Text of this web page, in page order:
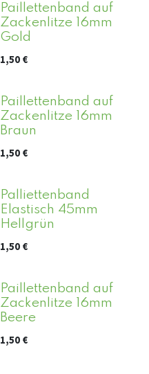
Paillettenband auf
Zackenlitze 16mm
Gold
1,50€
Paillettenband auf
Zackenlitze 16mm
Braun
1,50€
Palliettenband
Elastisch 45mm
Hellgrün
1,50€
Paillettenband auf
Zackenlitze 16mm
Beere
1,50€